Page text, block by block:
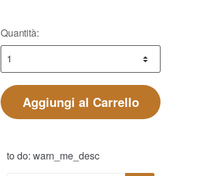
Quantità:
Aggiungi al Carrello
to do: warn_me_desc